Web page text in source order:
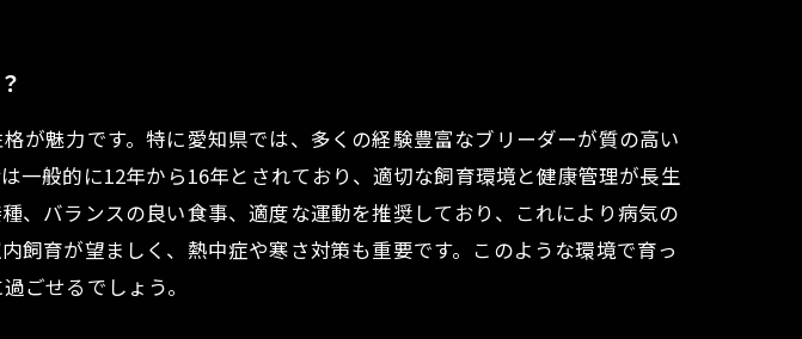
が魅力です。特に愛知県では、多くの経験豊富なブリーダーが質の高い
一般的に12年から16年とされており、適切な飼育環境と健康管理が長生
、バランスの良い食事、適度な運動を推奨しており、これにより病気の
飼育が望ましく、熱中症や寒さ対策も重要です。このような環境で育っ
ごせるでしょう。